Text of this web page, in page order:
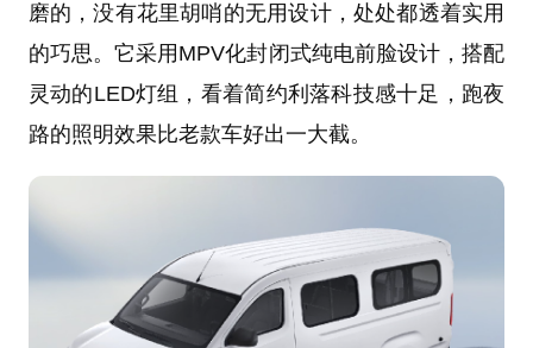
磨的，没有花里胡哨的无用设计，处处都透着实用
的巧思。它采用MPV化封闭式纯电前脸设计，搭配
灵动的LED灯组，看着简约利落科技感十足，跑夜
路的照明效果比老款车好出一大截。